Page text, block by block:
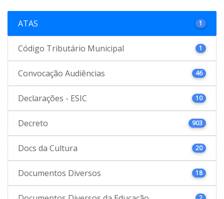
ATAS 1
Código Tributário Municipal 1
Convocação Audiências 46
Declarações - ESIC 10
Decreto 903
Docs da Cultura 20
Documentos Diversos 18